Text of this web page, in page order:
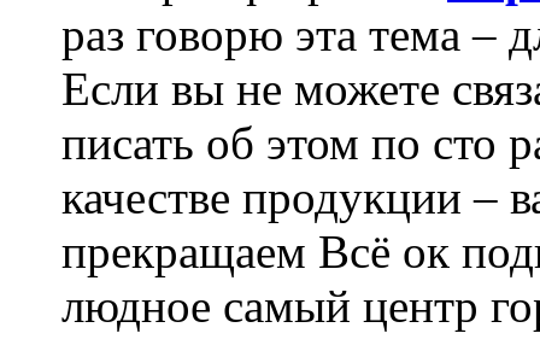
раз говорю эта тема –
Если вы не можете
писать об этом по сто
качестве продукции
прекращаем Всё ок
людное самый центр